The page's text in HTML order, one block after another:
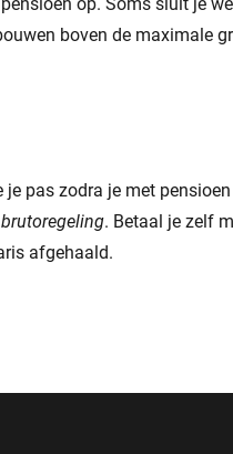
boven de maximale
pas zodra je met
brutoregeling. Betaal je zelf
afgehaald.